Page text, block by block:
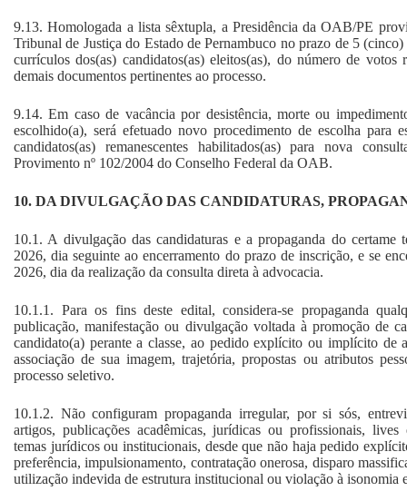
9.13. Homologada a lista sêxtupla, a Presidência da OAB/PE
Tribunal de Justiça do Estado de Pernambuco no prazo de 5
currículos dos(as) candidatos(as) eleitos(as), do número de votos
demais documentos pertinentes ao processo.
9.14. Em caso de vacância por desistência, morte ou
escolhido(a), será efetuado novo procedimento de escolha para
candidatos(as) remanescentes habilitados(as) para nova
Provimento nº 102/2004 do Conselho Federal da OAB.
10. DA DIVULGAÇÃO DAS CANDIDATURAS,
10.1. A divulgação das candidaturas e a propaganda do
2026, dia seguinte ao encerramento do prazo de inscrição, e se
2026, dia da realização da consulta direta à advocacia.
10.1.1. Para os fins deste edital, considera-se propaganda
publicação, manifestação ou divulgação voltada à promoção de
candidato(a) perante a classe, ao pedido explícito ou implícito de
associação de sua imagem, trajetória, propostas ou atributos
processo seletivo.
10.1.2. Não configuram propaganda irregular, por si sós,
artigos, publicações acadêmicas, jurídicas ou profissionais, lives
temas jurídicos ou institucionais, desde que não haja pedido
preferência, impulsionamento, contratação onerosa, disparo
utilização indevida de estrutura institucional ou violação à isonomia